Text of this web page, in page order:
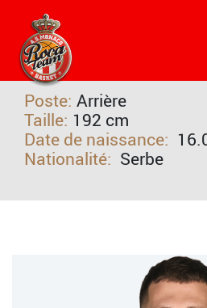
#26 Nemanja NEDOVIC
Poste: Arrière
Taille: 192 cm
Date de naissance:
Nationalité: Serbe